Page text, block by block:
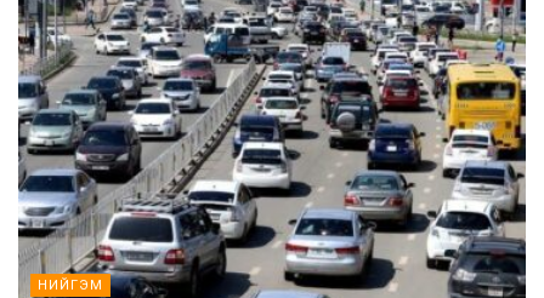
НИЙГЭМ